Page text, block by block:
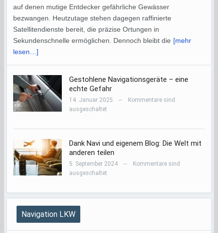
auf denen mutige Entdecker gefährliche Gewässer
bezwangen. Heutzutage stehen dagegen raffinierte
Satellitendienste bereit, die präzise Ortungen in
Sekundenschnelle ermöglichen. Dennoch bleibt die [mehr
lesen…]
Gestohlene Navigationsgeräte – eine
echte Gefahr
14. Januar 2025 —
Kommentare sind
ausgeschaltet
Dank Navi und eigenem Blog: Die Welt mit
anderen teilen
5. September 2024 —
Kommentare sind
ausgeschaltet
Navigation LKW